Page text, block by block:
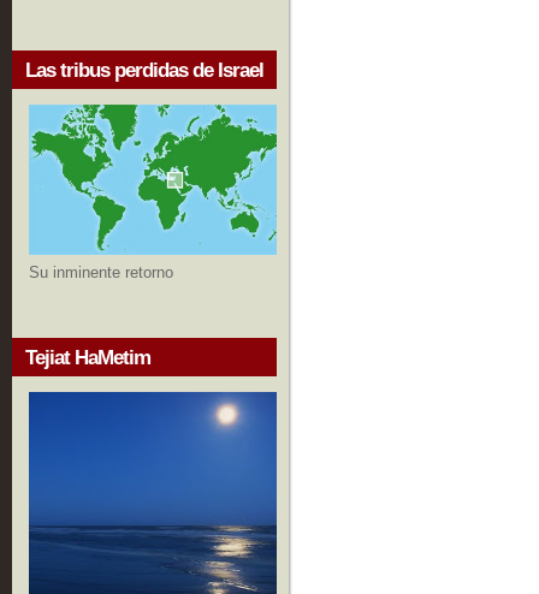
Las tribus perdidas de Israel
Su inminente retorno
Tejiat HaMetim